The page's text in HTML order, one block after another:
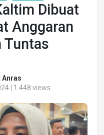
Dibuat
Anggaran
Tuntas
Anras
| 1.448 views